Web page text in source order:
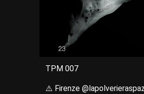
ТРМ 007
⚠️ Firenze